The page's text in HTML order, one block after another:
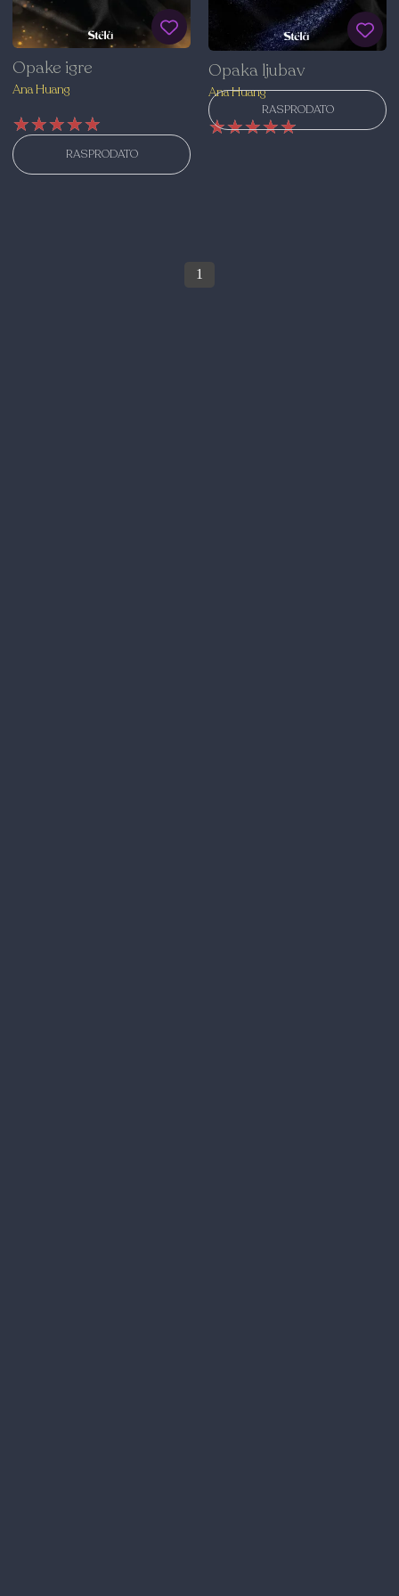
Opake igre
Ana Huang
★★★★★
★★★★★
★★★★★
RASPRODATO
Opaka ljubav
Ana Huang
★★★★★
★★★★★
★★★★★
RASPRODATO
1